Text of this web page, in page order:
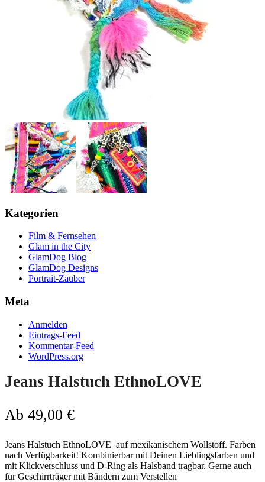
Kategorien
Film & Fernsehen
Glam in the City
GlamDog Blog
GlamDog Designs
Portrait-Zauber
Meta
Anmelden
Eintrags-Feed
Kommentar-Feed
WordPress.org
Jeans Halstuch EthnoLOVE
Ab 49,00 €
Jeans Halstuch EthnoLOVE auf mexikanischem Wollstoff. Farben
nach Verfügbarkeit! Kombinierbar mit Deinen Lieblingsfarben und
mit Klickverschluss und D-Ring als Halsband tragbar. Gerne auch
für Geschirrträger mit Bändern zum Verstellen